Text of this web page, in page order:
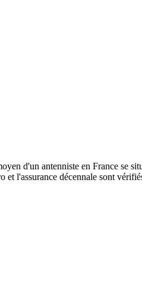
d'un antenniste en France se
l'assurance décennale sont